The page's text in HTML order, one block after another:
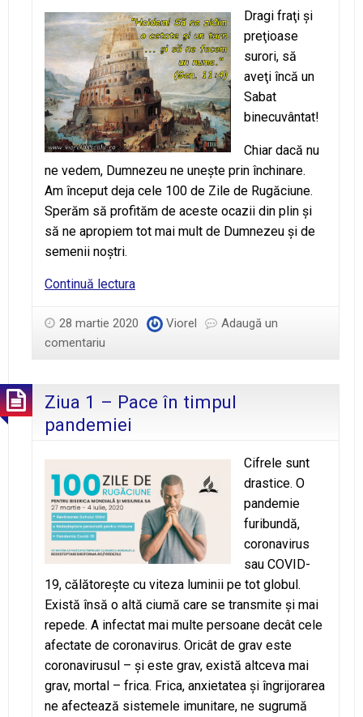
Dragi fraţi şi
preţioase
surori, să
aveţi încă un
Sabat
binecuvântat!
Chiar dacă nu
ne vedem, Dumnezeu ne uneşte prin închinare.
Am început deja cele 100 de Zile de Rugăciune.
Sperăm să profităm de aceste ocazii din plin şi
să ne apropiem tot mai mult de Dumnezeu şi de
semenii noştri.
Continuă lecturaPredică
Sabat
2020
28 martie 2020 Viorel
Adaugă un
comentariu
Ziua 1 – Pace în timpul
pandemiei
Cifrele sunt
drastice. O
pandemie
furibundă,
coronavirus
sau COVID-
19, călătorește cu viteza luminii pe tot globul.
Există însă o altă ciumă care se transmite și mai
repede. A infectat mai multe persoane decât cele
afectate de coronavirus. Oricât de grav este
coronavirusul – și este grav, există altceva mai
grav, mortal – frica. Frica, anxietatea și îngrijorarea
ne afectează sistemele imunitare, ne sugrumă